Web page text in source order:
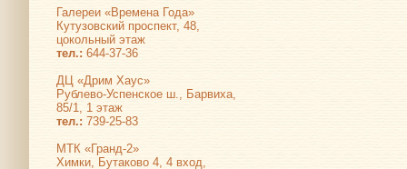
Галереи «Времена Года»
Кутузовский проспект, 48,
цокольный этаж
тел.: 644-37-36
ДЦ «Дрим Хаус»
Рублево-Успенское ш., Барвиха,
85/1, 1 этаж
тел.: 739-25-83
МТК «Гранд-2»
Химки, Бутаково 4, 4 вход,